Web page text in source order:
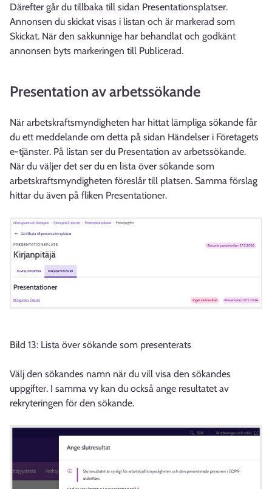
Därefter går du tillbaka till sidan Presentationsplatser.
Annonsen du skickat visas i listan och är markerad som
Skickat. När den sakkunnige har behandlat och godkänt
annonsen byts markeringen till Publicerad.
Presentation av arbetssökande
När arbetskraftsmyndigheten har hittat lämpliga sökande får
du ett meddelande om detta på sidan Händelser i Företagets
e-tjänster. På listan ser du Presentation av arbetssökande.
När du väljer det ser du en lista över sökande som
arbetskraftsmyndigheten föreslår till platsen. Samma förslag
hittar du även på fliken Presentationer.
Bild 13: Lista över sökande som presenterats
Välj den sökandes namn när du vill visa den sökandes
uppgifter. I samma vy kan du också ange resultatet av
rekryteringen för den sökande.